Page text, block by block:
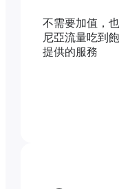
不需要加值，
尼亞流量吃到
提供的服務